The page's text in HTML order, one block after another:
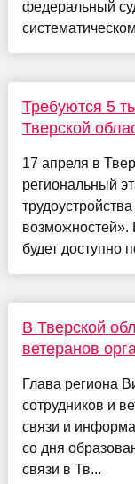
федеральный
Требуются 5
Тверской
17 апреля в
региональный
возможностей».
будет доступно
В Тверской
ветеранов
Глава региона
сотрудников и
связи и
со дня
связи в Тв...